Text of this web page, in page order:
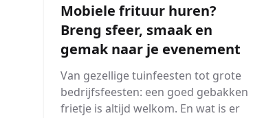
Mobiele frituur huren?
Breng sfeer, smaak en
gemak naar je evenement
Van gezellige tuinfeesten tot grote
bedrijfsfeesten: een goed gebakken
frietje is altijd welkom. En wat is er